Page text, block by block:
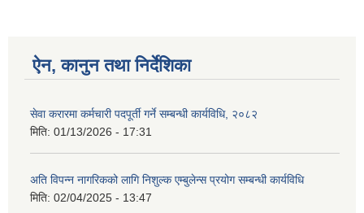
ऐन, कानुन तथा निर्देशिका
सेवा करारमा कर्मचारी पदपूर्ती गर्ने सम्बन्धी कार्यविधि, २०८२
मिति: 01/13/2026 - 17:31
अति विपन्न नागरिकको लागि निशुल्क एम्बुलेन्स प्रयोग सम्बन्धी कार्यविधि
मिति: 02/04/2025 - 13:47